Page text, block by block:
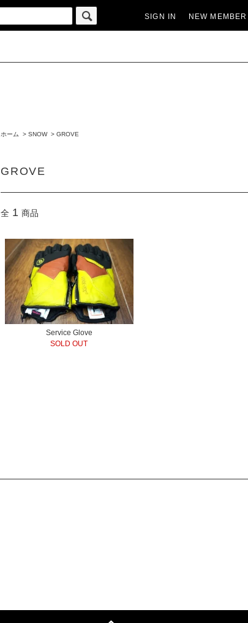
SIGN IN NEW MEMBER
ホーム > SNOW > GROVE
GROVE
全 1 商品
Service Glove
SOLD OUT